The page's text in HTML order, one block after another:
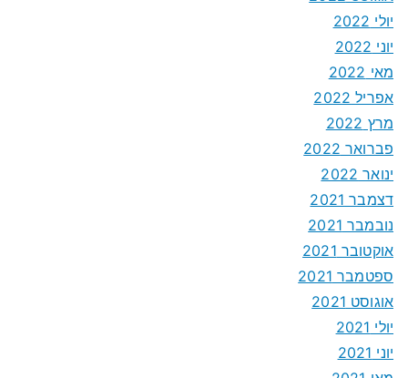
יולי 2022
יוני 2022
מאי 2022
אפריל 2022
מרץ 2022
פברואר 2022
ינואר 2022
דצמבר 2021
נובמבר 2021
אוקטובר 2021
ספטמבר 2021
אוגוסט 2021
יולי 2021
יוני 2021